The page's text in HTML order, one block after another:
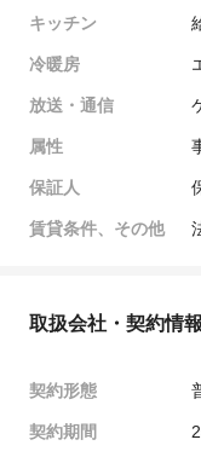
キッチン
冷暖房
放送・通信
属性
保証人
賃貸条件、その他
取扱会社・契約情報
契約形態
契約期間